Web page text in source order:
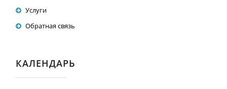
Услуги
Обратная связь
КАЛЕНДАРЬ